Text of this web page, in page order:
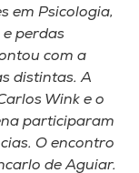
em Psicologia,
perdas
com a
distintas. A
Wink e o
participaram
O encontro
de Aguiar.